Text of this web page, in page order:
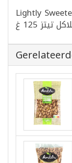
Lightly
125 غ